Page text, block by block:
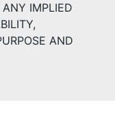
IMPLIED
AND